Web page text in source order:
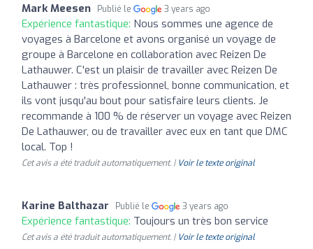
Mark Meesen Publié le 3 years ago
Expérience fantastique: Nous sommes une agence de
voyages à Barcelone et avons organisé un voyage de
groupe à Barcelone en collaboration avec Reizen De
Lathauwer. C'est un plaisir de travailler avec Reizen De
Lathauwer : très professionnel, bonne communication, et
ils vont jusqu'au bout pour satisfaire leurs clients. Je
recommande à 100 % de réserver un voyage avec Reizen
De Lathauwer, ou de travailler avec eux en tant que DMC
local. Top !
Cet avis a été traduit automatiquement. | Voir le texte original
Karine Balthazar Publié le 3 years ago
Expérience fantastique: Toujours un très bon service
Cet avis a été traduit automatiquement. | Voir le texte original